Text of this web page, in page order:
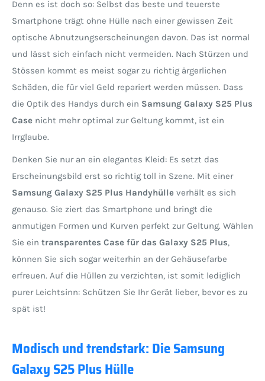
Denn es ist doch so: Selbst das beste und teuerste
Smartphone trägt ohne Hülle nach einer gewissen Zeit
optische Abnutzungserscheinungen davon. Das ist normal
und lässt sich einfach nicht vermeiden. Nach Stürzen und
Stössen kommt es meist sogar zu richtig ärgerlichen
Schäden, die für viel Geld repariert werden müssen. Dass
die Optik des Handys durch ein Samsung Galaxy S25 Plus
Case nicht mehr optimal zur Geltung kommt, ist ein
Irrglaube.
Denken Sie nur an ein elegantes Kleid: Es setzt das
Erscheinungsbild erst so richtig toll in Szene. Mit einer
Samsung Galaxy S25 Plus Handyhülle verhält es sich
genauso. Sie ziert das Smartphone und bringt die
anmutigen Formen und Kurven perfekt zur Geltung. Wählen
Sie ein transparentes Case für das Galaxy S25 Plus,
können Sie sich sogar weiterhin an der Gehäusefarbe
erfreuen. Auf die Hüllen zu verzichten, ist somit lediglich
purer Leichtsinn: Schützen Sie Ihr Gerät lieber, bevor es zu
spät ist!
Modisch und trendstark: Die Samsung
Galaxy S25 Plus Hülle